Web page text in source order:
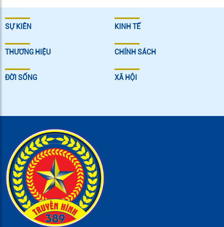
SỰ KIÊN KINH TẾ
THƯƠNG HIỆU CHÍNH SÁCH
ĐỜI SỐNG XÃ HỘI